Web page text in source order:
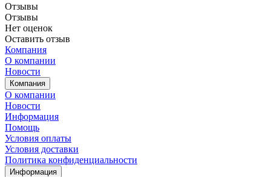
Отзывы
Отзывы
Нет оценок
Оставить отзыв
Компания
О компании
Новости
Компания
О компании
Новости
Информация
Помощь
Условия оплаты
Условия доставки
Политика конфиденциальности
Информация